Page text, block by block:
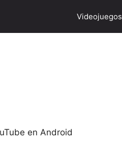
Videojuegos
en Android